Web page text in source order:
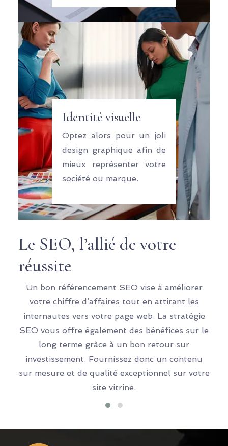
Identité visuelle
Optez alors pour un joli
design graphique afin de
mieux représenter votre
société ou marque.
Le SEO, l’allié de votre
réussite
Un bon référencement SEO vise à améliorer
votre chiffre d’affaires tout en attirant les
internautes vers votre page web. La stratégie
SEO vous offre également des bénéfices sur le
long terme grâce à un bon retour sur
investissement. Fournissez donc un contenu
sur mesure et de qualité exceptionnel sur votre
site vitrine.